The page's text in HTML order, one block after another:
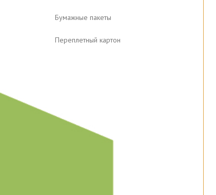
Бумажные пакеты
Переплетный картон